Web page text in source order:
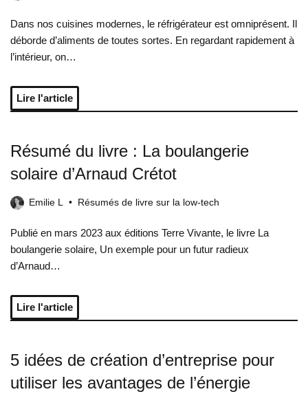
Dans nos cuisines modernes, le réfrigérateur est omniprésent. Il
déborde d’aliments de toutes sortes. En regardant rapidement à
l’intérieur, on…
Lire l'article
Résumé du livre : La boulangerie
solaire d’Arnaud Crétot
Emilie L Résumés de livre sur la low-tech
Publié en mars 2023 aux éditions Terre Vivante, le livre La
boulangerie solaire, Un exemple pour un futur radieux
d’Arnaud…
Lire l'article
5 idées de création d’entreprise pour
utiliser les avantages de l’énergie